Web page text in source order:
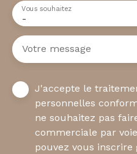
-
Vous souhaitez
Votre message
J'accepte le
personnelles
ne souhaitez pas
commerciale par
pouvez vous